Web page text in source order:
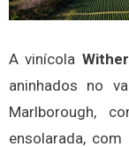
A vinícola
aninhados no
Marlborough,
ensolarada,